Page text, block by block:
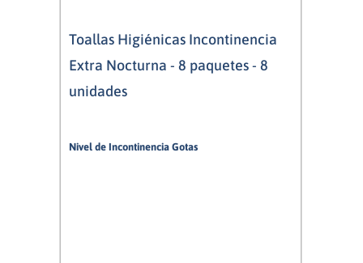
Toallas Higiénicas Incontinencia
Extra Nocturna - 8 paquetes - 8
unidades
Nivel de Incontinencia Gotas